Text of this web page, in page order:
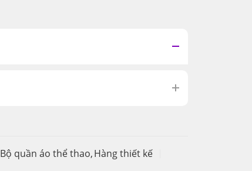
Bộ quần áo thể thao,Hàng thiết kế